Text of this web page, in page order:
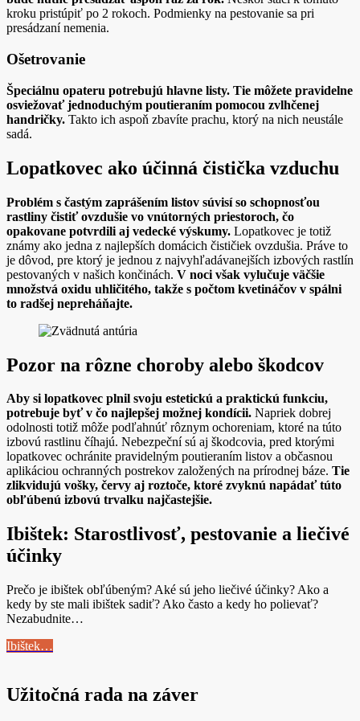
kroku pristúpiť po 2 rokoch. Podmienky na pestovanie sa pri
presádzaní nemenia.
Ošetrovanie
Špeciálnu opateru potrebujú hlavne listy. Tie môžete pravidelne
osviežovať jednoduchým poutieraním pomocou zvlhčenej
handričky. Takto ich aspoň zbavíte prachu, ktorý na nich neustále
sadá.
Lopatkovec ako účinná čistička vzduchu
Problém s častým zaprášením listov súvisí so schopnosťou
rastliny čistiť ovzdušie vo vnútorných priestoroch, čo
opakovane potvrdili aj vedecké výskumy. Lopatkovec je totiž
známy ako jedna z najlepších domácich čističiek ovzdušia. Práve to
je dôvod, pre ktorý je jednou z najvyhľadávanejších izbových rastlín
pestovaných v našich končinách. V noci však vylučuje väčšie
množstvá oxidu uhličitého, takže s počtom kvetináčov v spálni
to radšej nepreháňajte.
Pozor na rôzne choroby alebo škodcov
Aby si lopatkovec plnil svoju estetickú a praktickú funkciu,
potrebuje byť v čo najlepšej možnej kondícii. Napriek dobrej
odolnosti totiž môže podľahnúť rôznym ochoreniam, ktoré na túto
izbovú rastlinu číhajú. Nebezpeční sú aj škodcovia, pred ktorými
lopatkovec ochránite pravidelným poutieraním listov a občasnou
aplikáciou ochranných postrekov založených na prírodnej báze. Tie
zlikvidujú vošky, červy aj roztoče, ktoré zvyknú napádať túto
obľúbenú izbovú trvalku najčastejšie.
Ibištek: Starostlivosť, pestovanie a liečivé
účinky
Prečo je ibištek obľúbeným? Aké sú jeho liečivé účinky? Ako a
kedy by ste mali ibištek sadiť? Ako často a kedy ho polievať?
Nezabudnite…
Ibištek…
Užitočná rada na záver